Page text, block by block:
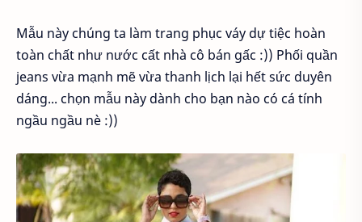
Mẫu này chúng ta làm trang phục váy dự tiệc hoàn
toàn chất như nước cất nhà cô bán gấc :)) Phối quần
jeans vừa mạnh mẽ vừa thanh lịch lại hết sức duyên
dáng... chọn mẫu này dành cho bạn nào có cá tính
ngầu ngầu nè :))